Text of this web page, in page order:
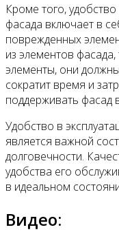
Кроме того,
фасада включает в
поврежденных
из элементов
элементы, они
сократит время и
поддерживать фасад
Удобство в
является важной
долговечности.
удобства его
в идеальном
Видео: